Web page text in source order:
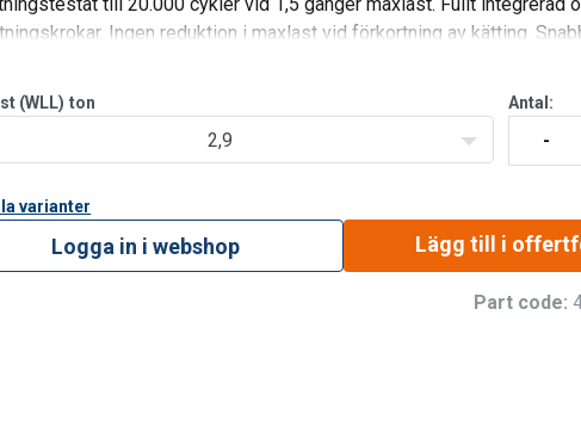
Ingen reduktion i maxlast vid förkortning av kätting.
(WLL) ton
2,9
Antal:
varianter
Logga in i webshop Lägg till i
Part code: